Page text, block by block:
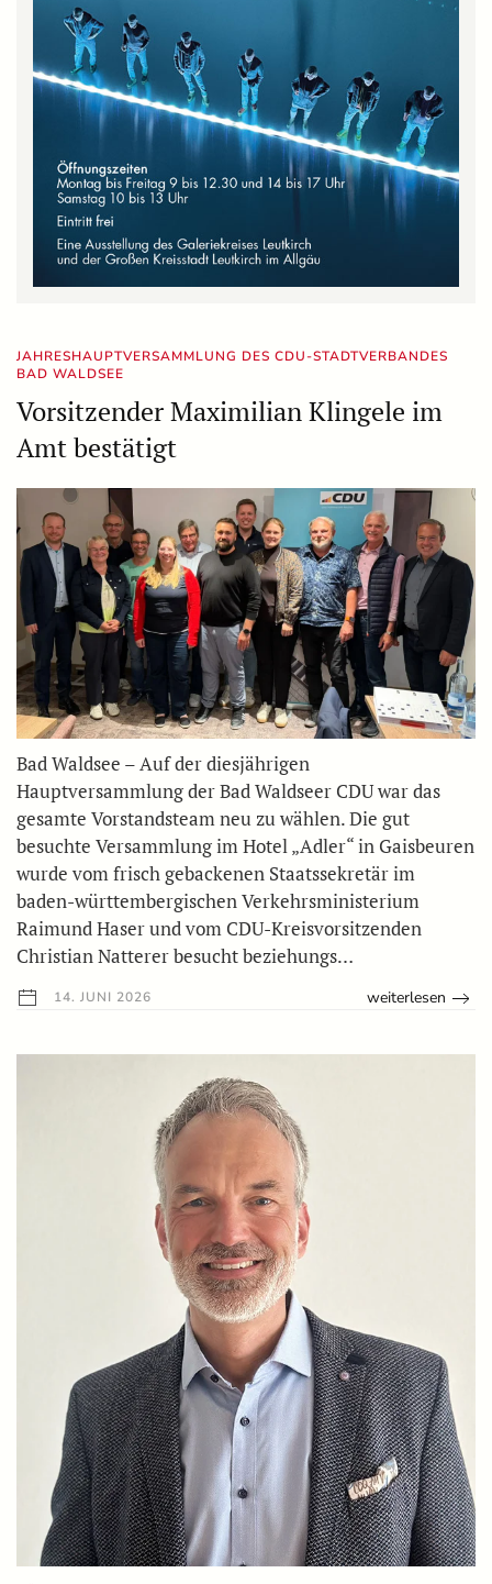
JAHRESHAUPTVERSAMMLUNG DES CDU-STADTVERBANDES
BAD WALDSEE
Vorsitzender Maximilian Klingele im
Amt bestätigt
Bad Waldsee – Auf der diesjährigen
Hauptversammlung der Bad Waldseer CDU war das
gesamte Vorstandsteam neu zu wählen. Die gut
besuchte Versammlung im Hotel „Adler“ in Gaisbeuren
wurde vom frisch gebackenen Staatssekretär im
baden-württembergischen Verkehrsministerium
Raimund Haser und vom CDU-Kreisvorsitzenden
Christian Natterer besucht beziehungs…
14. JUNI 2026 weiterlesen